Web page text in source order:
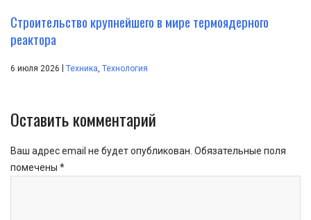
Строительство крупнейшего в мире термоядерного
реактора
6 июля 2026 | Техника Технология
Оставить комментарий
Ваш адрес email не будет опубликован. Обязательные поля
помечены *